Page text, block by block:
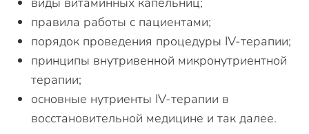
правила работы с пациентами;
порядок проведения процедуры IV-терапии;
принципы внутривенной микронутриентной
терапии;
основные нутриенты IV-терапии в
восстановительной медицине и так далее.